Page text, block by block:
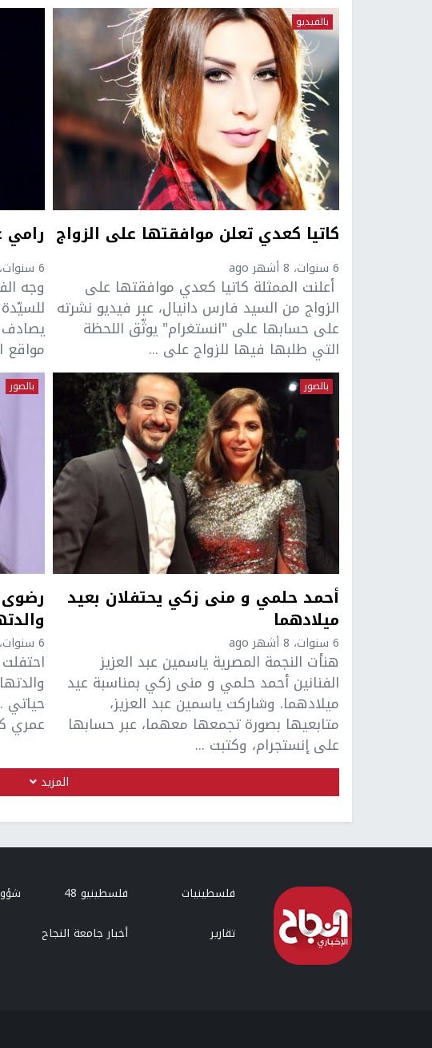
بالفيديو
كاتيا كعدي تعلن موافقتها على الزواج
6 سنوات، 8 أشهر ago
أعلنت الممثلة كاتيا كعدي موافقتها على
الزواج من السيد فارس دانيال، عبر فيديو نشرته
على حسابها على "انستغرام" يوثّق اللحظة
التي طلبها فيها للزواج على ...
رامي
6 سنوات، 8 أشهر ago
وجه
يصادف
مواقع
بالصور
أحمد حلمي و منى زكي يحتفلان بعيد
ميلادهما
6 سنوات، 8 أشهر ago
هنأت النجمة المصرية ياسمين عبد العزيز
الفنانين أحمد حلمي و منى زكي بمناسبة عيد
ميلادهما. وشاركت ياسمين عبد العزيز،
متابعيها بصورة تجمعها معهما، عبر حسابها
على إنستجرام، وكتبت ...
بالصور
رضوى
6 سنوات، 8 أشهر ago
عمري
المزيد
فلسطينيات فلسطينيو 48
تقارير
أخبار جامعة النجاح